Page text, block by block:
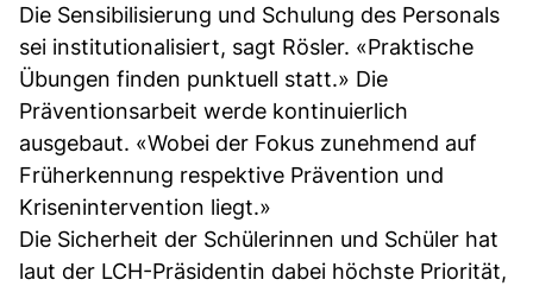
Die Sensibilisierung und Schulung des Personals
sei institutionalisiert, sagt Rösler. «Praktische
Übungen finden punktuell statt.» Die
Präventionsarbeit werde kontinuierlich
ausgebaut. «Wobei der Fokus zunehmend auf
Früherkennung respektive Prävention und
Krisenintervention liegt.»
Die Sicherheit der Schülerinnen und Schüler hat
laut der LCH-Präsidentin dabei höchste Priorität,